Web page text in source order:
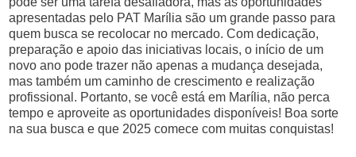
apresentadas pelo PAT Marília são um grande passo para
quem busca se recolocar no mercado. Com dedicação,
preparação e apoio das iniciativas locais, o início de um
novo ano pode trazer não apenas a mudança desejada,
mas também um caminho de crescimento e realização
profissional. Portanto, se você está em Marília, não perca
tempo e aproveite as oportunidades disponíveis! Boa sorte
na sua busca e que 2025 comece com muitas conquistas!